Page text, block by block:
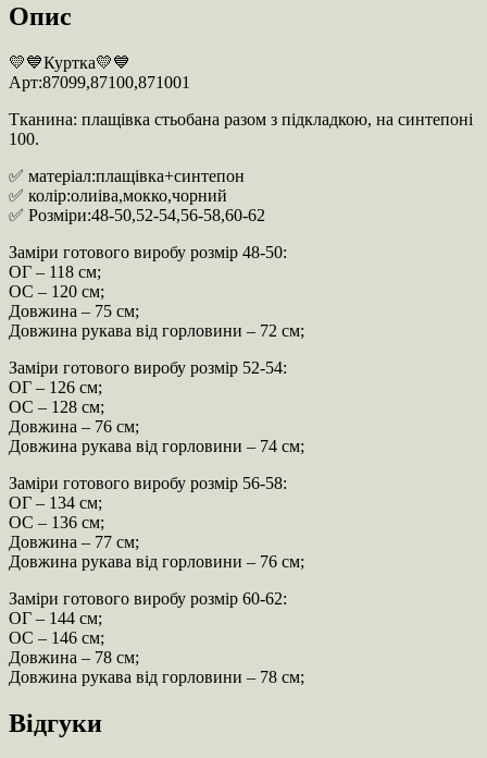
Опис
💛💙Куртка💛💙
Арт:87099,87100,871001
Тканина: плащівка стьобана разом з підкладкою, на синтепоні
100.
✅ матеріал:плащівка+синтепон
✅ колір:олиіва,мокко,чорний
✅ Розміри:48-50,52-54,56-58,60-62
Заміри готового виробу розмір 48-50:
ОГ – 118 см;
ОС – 120 см;
Довжина – 75 см;
Довжина рукава від горловини – 72 см;
Заміри готового виробу розмір 52-54:
ОГ – 126 см;
ОС – 128 см;
Довжина – 76 см;
Довжина рукава від горловини – 74 см;
Заміри готового виробу розмір 56-58:
ОГ – 134 см;
ОС – 136 см;
Довжина – 77 см;
Довжина рукава від горловини – 76 см;
Заміри готового виробу розмір 60-62:
ОГ – 144 см;
ОС – 146 см;
Довжина – 78 см;
Довжина рукава від горловини – 78 см;
Відгуки